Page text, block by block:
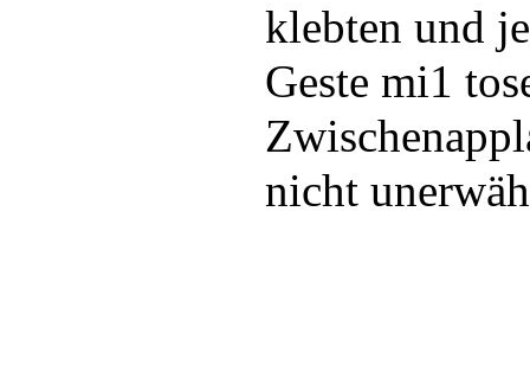
klebten und
Geste mi1
nicht